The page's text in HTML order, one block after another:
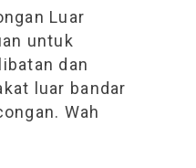
Luar
untuk
dan
luar bandar
Wah